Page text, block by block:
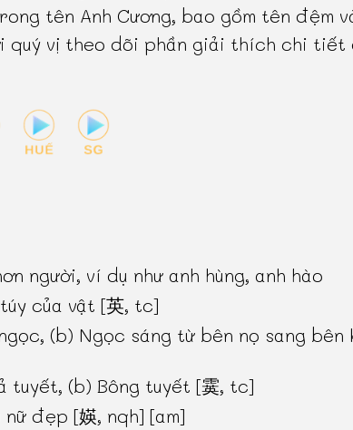
tên Anh Cương, bao gồm tên đệm
quý vị theo dõi phần giải thích chi tiết
người, ví dụ như anh hùng, anh hào
của vật [英, tc]
(b) Ngọc sáng từ bên nọ sang bên
tuyết, (b) Bông tuyết [霙, tc]
nữ đẹp [媖, nqh] [am]